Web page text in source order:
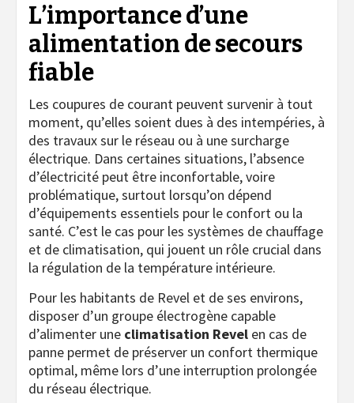
L’importance d’une
alimentation de secours
fiable
Les coupures de courant peuvent survenir à tout
moment, qu’elles soient dues à des intempéries, à
des travaux sur le réseau ou à une surcharge
électrique. Dans certaines situations, l’absence
d’électricité peut être inconfortable, voire
problématique, surtout lorsqu’on dépend
d’équipements essentiels pour le confort ou la
santé. C’est le cas pour les systèmes de chauffage
et de climatisation, qui jouent un rôle crucial dans
la régulation de la température intérieure.
Pour les habitants de Revel et de ses environs,
disposer d’un groupe électrogène capable
d’alimenter une climatisation Revel en cas de
panne permet de préserver un confort thermique
optimal, même lors d’une interruption prolongée
du réseau électrique.